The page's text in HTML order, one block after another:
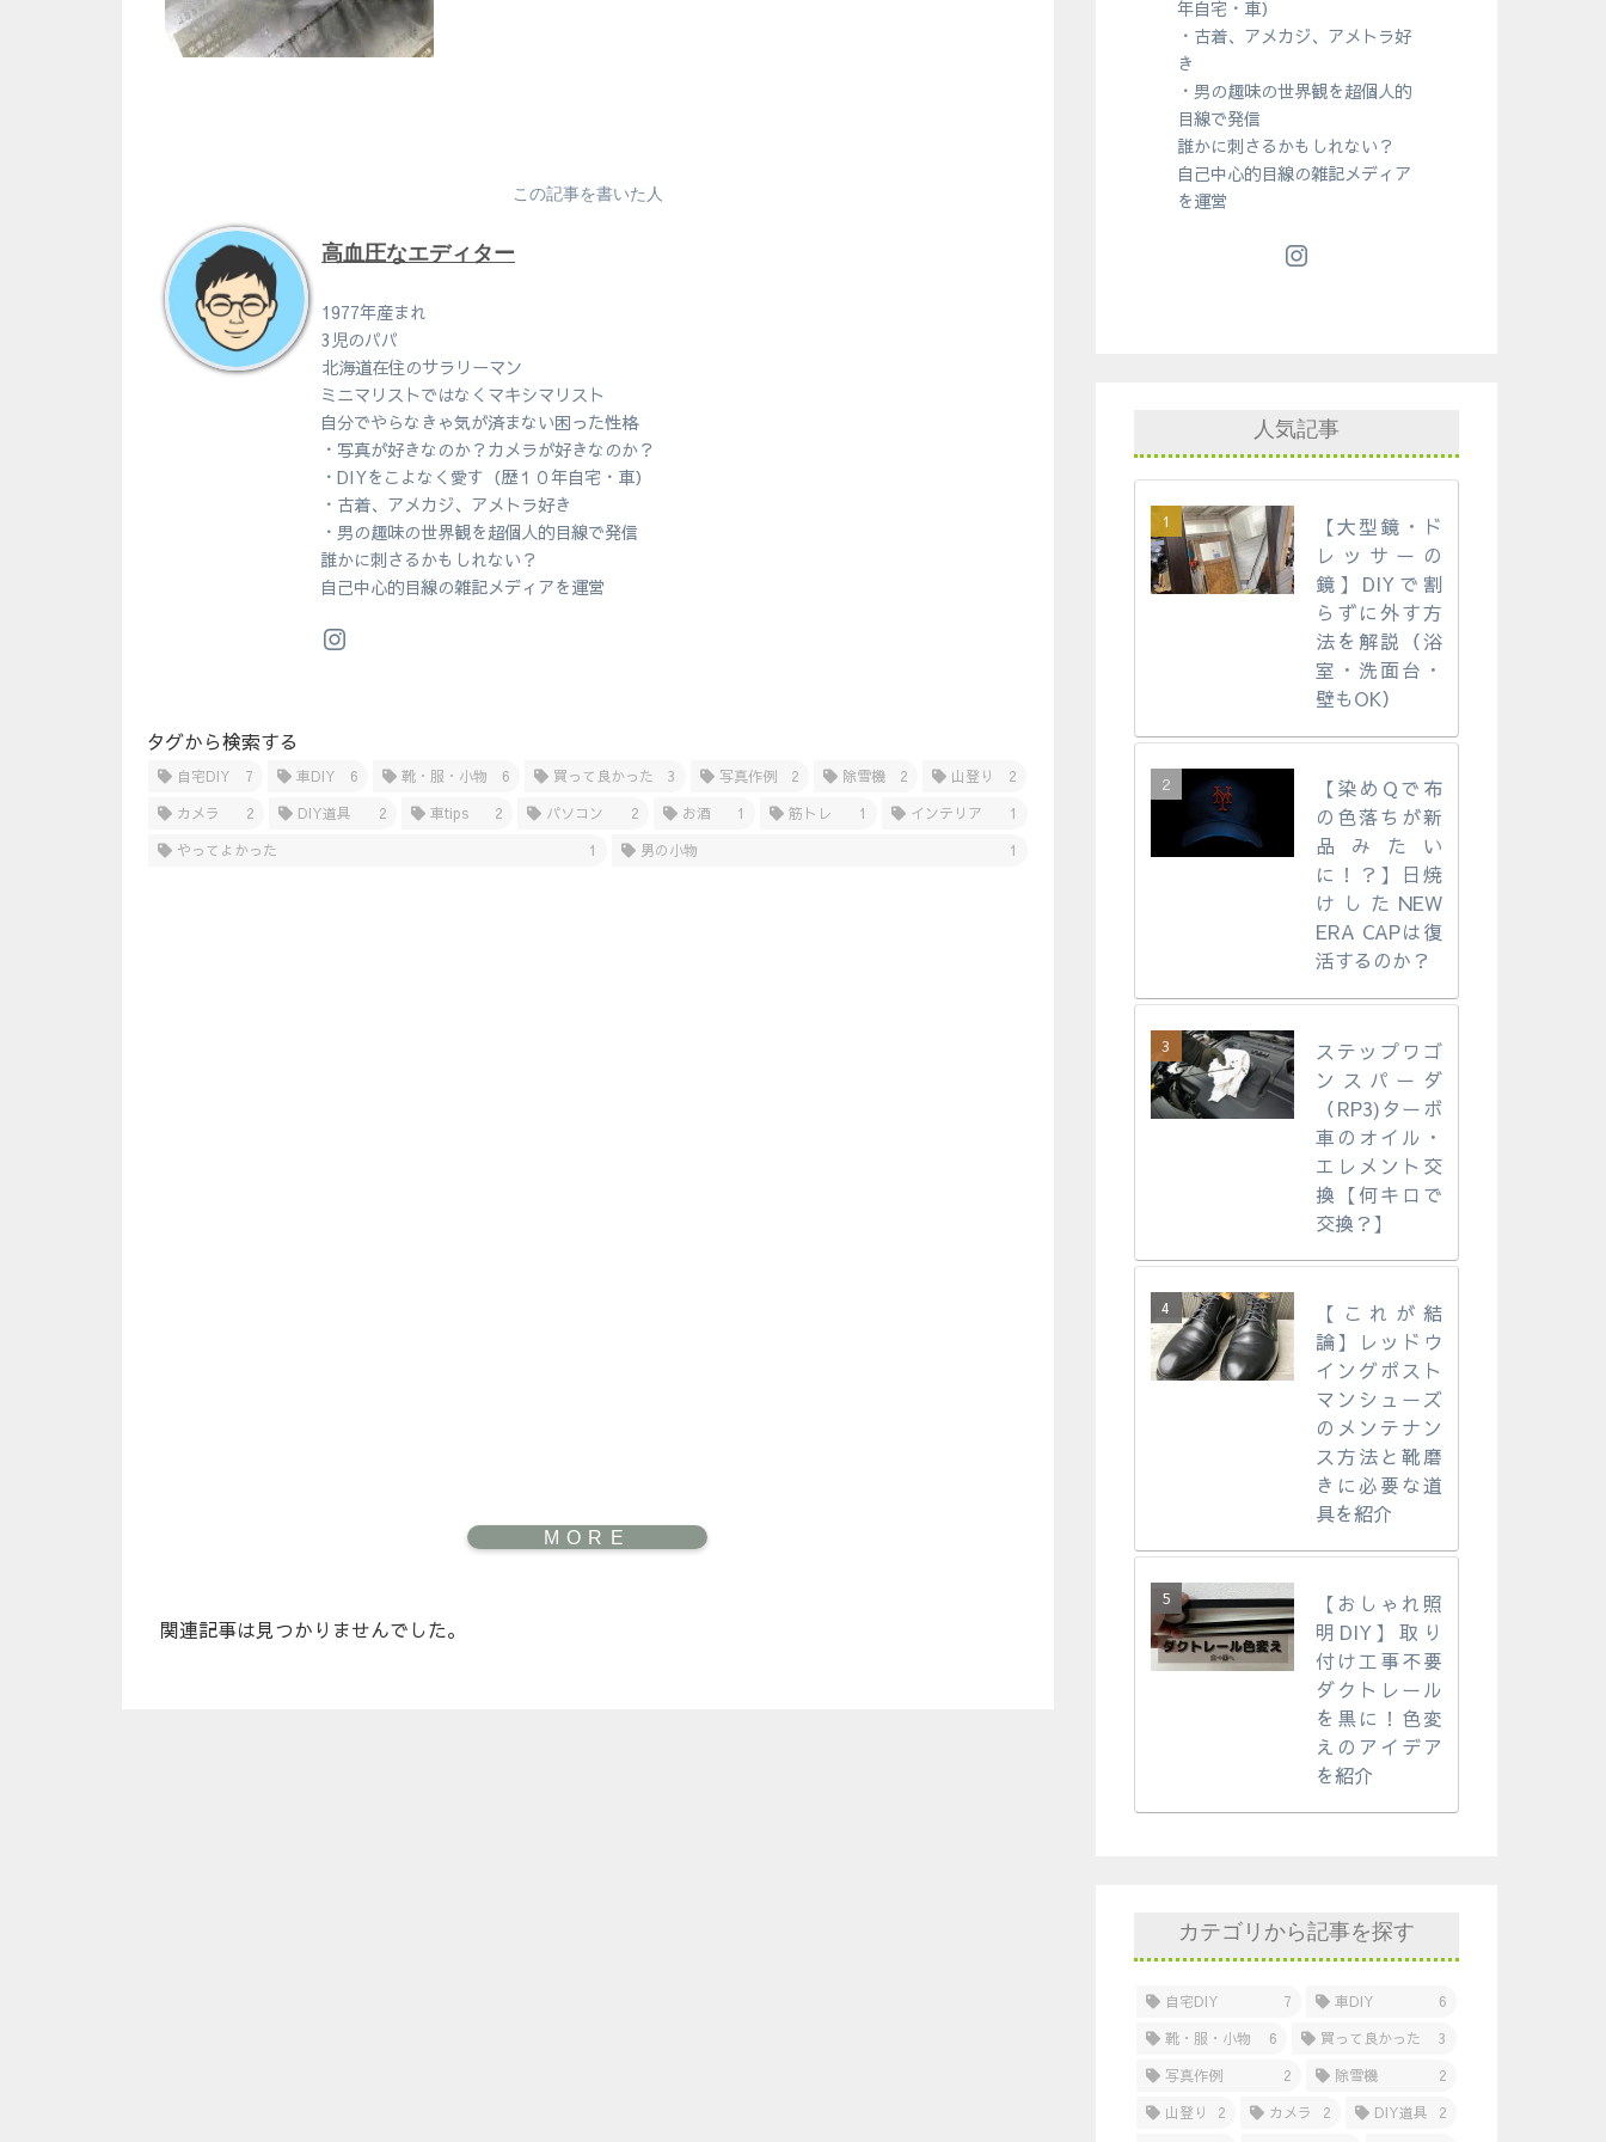
この記事を書いた人
高血圧なエディター
1977年産まれ
3児のパパ
北海道在住のサラリーマン
ミニマリストではなくマキシマリスト
自分でやらなきゃ気が済まない困った性格
・写真が好きなのか？カメラが好きなのか？
・DIYをこよなく愛す（歴１０年自宅・車）
・古着、アメカジ、アメトラ好き
・男の趣味の世界観を超個人的目線で発信
誰かに刺さるかもしれない？
自己中心的目線の雑記メディアを運営
タグから検索する
自宅DIY 7 車DIY 6 靴・服・小物 6 買って良かった 3 写真作例 2 除雪機 2 山登り
2
カメラ
2 DIY道具 2 車tips 2 パソコン 2 お酒 1 筋トレ 1 インテリア
1
やってよかった
1 男の小物 1
関連記事は見つかりませんでした。
年自宅・車）
・古着、アメカジ、アメトラ好
き
・男の趣味の世界観を超個人的
目線で発信
誰かに刺さるかもしれない？
自己中心的目線の雑記メディア
を運営
人気記事
【大型鏡・ド
レッサーの
鏡】DIYで割
らずに外す方
法を解説（浴
室・洗面台・
壁もOK）
【染めQで布
の色落ちが新
品みたい
に！？】日焼
けしたNEW
ERA CAPは復
活するのか？
ステップワゴ
ンスパーダ
（RP3)ターボ
車のオイル・
エレメント交
換【何キロで
交換？】
【これが結
論】レッドウ
イングポスト
マンシューズ
のメンテナン
ス方法と靴磨
きに必要な道
具を紹介
【おしゃれ照
明DIY】取り
付け工事不要
ダクトレール
を黒に！色変
えのアイデア
を紹介
カテゴリから記事を探す
自宅DIY 7 車DIY
6
靴・服・小物
6 買って良かった
3
写真作例
2 除雪機
2
山登り
2 カメラ 2 DIY道具
2